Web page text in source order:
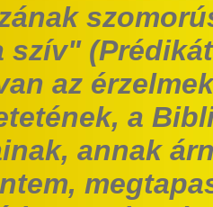
szív"
az
a
annak